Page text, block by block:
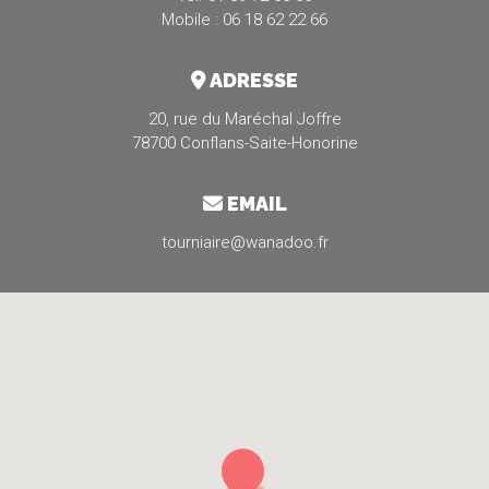
Mobile : 06 18 62 22 66
ADRESSE
20, rue du Maréchal Joffre
78700 Conflans-Saite-Honorine
EMAIL
tourniaire@wanadoo.fr